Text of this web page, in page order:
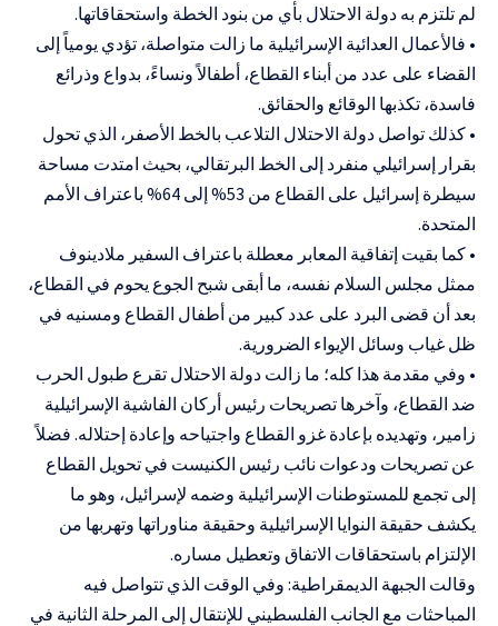
لم تلتزم به دولة الاحتلال بأي من بنود الخطة واستحقاقاتها.
• فالأعمال العدائية الإسرائيلية ما زالت متواصلة، تؤدي يومياً إلى
القضاء على عدد من أبناء القطاع، أطفالاً ونساءً، بدواع وذرائع
فاسدة، تكذبها الوقائع والحقائق.
• كذلك تواصل دولة الاحتلال التلاعب بالخط الأصفر، الذي تحول
بقرار إسرائيلي منفرد إلى الخط البرتقالي، بحيث امتدت مساحة
سيطرة إسرائيل على القطاع من 53% إلى 64% باعتراف الأمم
المتحدة.
• كما بقيت إتفاقية المعابر معطلة باعتراف السفير ملادينوف
ممثل مجلس السلام نفسه، ما أبقى شبح الجوع يحوم في القطاع،
بعد أن قضى البرد على عدد كبير من أطفال القطاع ومسنيه في
ظل غياب وسائل الإيواء الضرورية.
• وفي مقدمة هذا كله؛ ما زالت دولة الاحتلال تقرع طبول الحرب
ضد القطاع، وآخرها تصريحات رئيس أركان الفاشية الإسرائيلية
زامير، وتهديده بإعادة غزو القطاع واجتياحه وإعادة إحتلاله. فضلاً
عن تصريحات ودعوات نائب رئيس الكنيست في تحويل القطاع
إلى تجمع للمستوطنات الإسرائيلية وضمه لإسرائيل، وهو ما
يكشف حقيقة النوايا الإسرائيلية وحقيقة مناوراتها وتهربها من
الإلتزام باستحقاقات الاتفاق وتعطيل مساره.
وقالت الجبهة الديمقراطية: وفي الوقت الذي تتواصل فيه
المباحثات مع الجانب الفلسطيني للإنتقال إلى المرحلة الثانية في